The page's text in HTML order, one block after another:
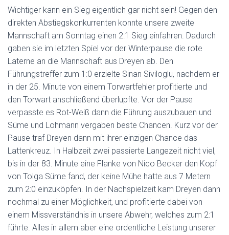
Wichtiger kann ein Sieg eigentlich gar nicht sein! Gegen den
direkten Abstiegskonkurrenten konnte unsere zweite
Mannschaft am Sonntag einen 2:1 Sieg einfahren. Dadurch
gaben sie im letzten Spiel vor der Winterpause die rote
Laterne an die Mannschaft aus Dreyen ab. Den
Führungstreffer zum 1:0 erzielte Sinan Siviloglu, nachdem er
in der 25. Minute von einem Torwartfehler profitierte und
den Torwart anschließend überlupfte. Vor der Pause
verpasste es Rot-Weiß dann die Führung auszubauen und
Süme und Lohmann vergaben beste Chancen. Kurz vor der
Pause traf Dreyen dann mit ihrer einzigen Chance das
Lattenkreuz. In Halbzeit zwei passierte Langezeit nicht viel,
bis in der 83. Minute eine Flanke von Nico Becker den Kopf
von Tolga Süme fand, der keine Mühe hatte aus 7 Metern
zum 2:0 einzuköpfen. In der Nachspielzeit kam Dreyen dann
nochmal zu einer Möglichkeit, und profitierte dabei von
einem Missverständnis in unsere Abwehr, welches zum 2:1
führte. Alles in allem aber eine ordentliche Leistung unserer